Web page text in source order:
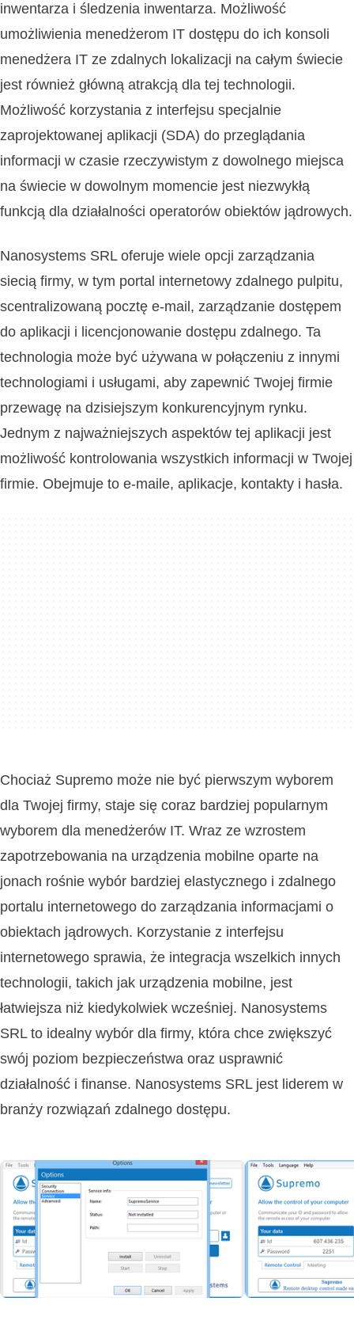
inwentarza i śledzenia inwentarza. Możliwość
umożliwienia menedżerom IT dostępu do ich konsoli
menedżera IT ze zdalnych lokalizacji na całym świecie
jest również główną atrakcją dla tej technologii.
Możliwość korzystania z interfejsu specjalnie
zaprojektowanej aplikacji (SDA) do przeglądania
informacji w czasie rzeczywistym z dowolnego miejsca
na świecie w dowolnym momencie jest niezwykłą
funkcją dla działalności operatorów obiektów jądrowych.
Nanosystems SRL oferuje wiele opcji zarządzania
siecią firmy, w tym portal internetowy zdalnego pulpitu,
scentralizowaną pocztę e-mail, zarządzanie dostępem
do aplikacji i licencjonowanie dostępu zdalnego. Ta
technologia może być używana w połączeniu z innymi
technologiami i usługami, aby zapewnić Twojej firmie
przewagę na dzisiejszym konkurencyjnym rynku.
Jednym z najważniejszych aspektów tej aplikacji jest
możliwość kontrolowania wszystkich informacji w Twojej
firmie. Obejmuje to e-maile, aplikacje, kontakty i hasła.
Chociaż Supremo może nie być pierwszym wyborem
dla Twojej firmy, staje się coraz bardziej popularnym
wyborem dla menedżerów IT. Wraz ze wzrostem
zapotrzebowania na urządzenia mobilne oparte na
jonach rośnie wybór bardziej elastycznego i zdalnego
portalu internetowego do zarządzania informacjami o
obiektach jądrowych. Korzystanie z interfejsu
internetowego sprawia, że integracja wszelkich innych
technologii, takich jak urządzenia mobilne, jest
łatwiejsza niż kiedykolwiek wcześniej. Nanosystems
SRL to idealny wybór dla firmy, która chce zwiększyć
swój poziom bezpieczeństwa oraz usprawnić
działalność i finanse. Nanosystems SRL jest liderem w
branży rozwiązań zdalnego dostępu.